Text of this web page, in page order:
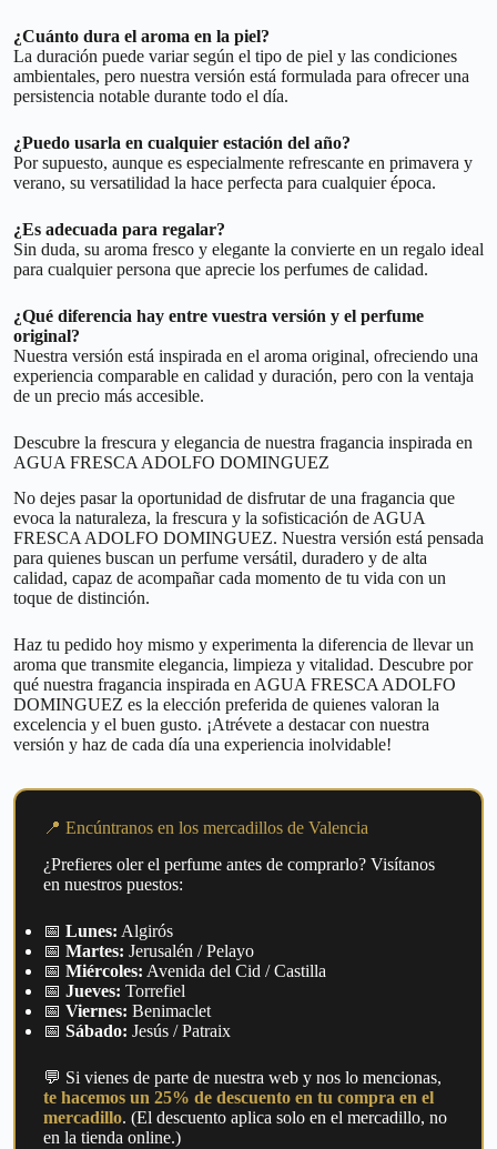
¿Cuánto dura el aroma en la piel?
La duración puede variar según el tipo de piel y las condiciones
ambientales, pero nuestra versión está formulada para ofrecer una
persistencia notable durante todo el día.
¿Puedo usarla en cualquier estación del año?
Por supuesto, aunque es especialmente refrescante en primavera y
verano, su versatilidad la hace perfecta para cualquier época.
¿Es adecuada para regalar?
Sin duda, su aroma fresco y elegante la convierte en un regalo ideal
para cualquier persona que aprecie los perfumes de calidad.
¿Qué diferencia hay entre vuestra versión y el perfume
original?
Nuestra versión está inspirada en el aroma original, ofreciendo una
experiencia comparable en calidad y duración, pero con la ventaja
de un precio más accesible.
Descubre la frescura y elegancia de nuestra fragancia inspirada en
AGUA FRESCA ADOLFO DOMINGUEZ
No dejes pasar la oportunidad de disfrutar de una fragancia que
evoca la naturaleza, la frescura y la sofisticación de AGUA
FRESCA ADOLFO DOMINGUEZ. Nuestra versión está pensada
para quienes buscan un perfume versátil, duradero y de alta
calidad, capaz de acompañar cada momento de tu vida con un
toque de distinción.
Haz tu pedido hoy mismo y experimenta la diferencia de llevar un
aroma que transmite elegancia, limpieza y vitalidad. Descubre por
qué nuestra fragancia inspirada en AGUA FRESCA ADOLFO
DOMINGUEZ es la elección preferida de quienes valoran la
excelencia y el buen gusto. ¡Atrévete a destacar con nuestra
versión y haz de cada día una experiencia inolvidable!
📍 Encúntranos en los mercadillos de Valencia
¿Prefieres oler el perfume antes de comprarlo? Visítanos
en nuestros puestos:
📅 Lunes: Algirós
📅 Martes: Jerusalén / Pelayo
📅 Miércoles: Avenida del Cid / Castilla
📅 Jueves: Torrefiel
📅 Viernes: Benimaclet
📅 Sábado: Jesús / Patraix
💬 Si vienes de parte de nuestra web y nos lo mencionas,
te hacemos un 25% de descuento en tu compra en el
mercadillo. (El descuento aplica solo en el mercadillo, no
en la tienda online.)